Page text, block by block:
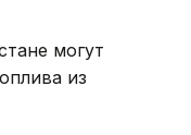
могут
из